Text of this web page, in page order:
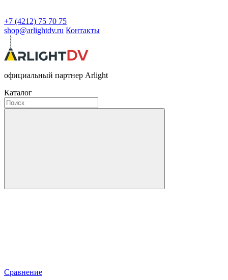
+7 (4212) 75 70 75
shop@arlightdv.ru Контакты
официальный партнер Arlight
Каталог
Сравнение